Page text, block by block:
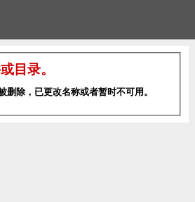
目录。
删除，已更改名称或者暂时不可用。